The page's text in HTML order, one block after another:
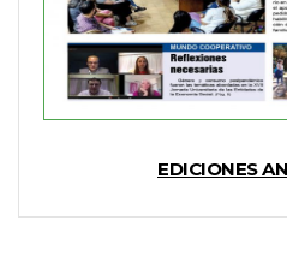
EDICIONES